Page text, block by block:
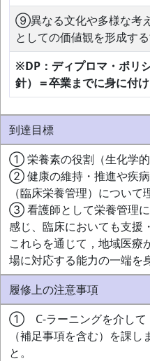
⑨異なる文化や多様な考
としての価値観を形成す
※DP：ディプロマ・ポリ
針）＝卒業までに身に付
到達目標
① 栄養素の役割（生化学的
② 健康の維持・推進や疾
（臨床栄養管理）について
③ 看護師として栄養管理
感じ、臨床においても支援
これらを通じて，地域医療
場に対応する能力の一端を
履修上の注意事項
① C-ラーニングを介して
（補足事項を含む）を課
と。